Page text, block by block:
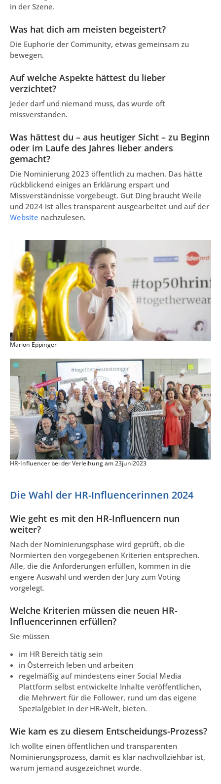
in der Szene.
Was hat dich am meisten begeistert?
Die Euphorie der Community, etwas gemeinsam zu
bewegen.
Auf welche Aspekte hättest du lieber
verzichtet?
Jeder darf und niemand muss, das wurde oft
missverstanden.
Was hättest du – aus heutiger Sicht – zu Beginn
oder im Laufe des Jahres lieber anders
gemacht?
Die Nominierung 2023 öffentlich zu machen. Das hätte
rückblickend einiges an Erklärung erspart und
Missverständnisse vorgebeugt. Gut Ding braucht Weile
und 2024 ist alles transparent ausgearbeitet und auf der
Website nachzulesen.
Marion Eppinger
HR-Influencer bei der Verleihung am 23juni2023
Die Wahl der HR-Influencerinnen 2024
Wie geht es mit den HR-Influencern nun
weiter?
Nach der Nominierungsphase wird geprüft, ob die
Normierten den vorgegebenen Kriterien entsprechen.
Alle, die die Anforderungen erfüllen, kommen in die
engere Auswahl und werden der Jury zum Voting
vorgelegt.
Welche Kriterien müssen die neuen HR-
Influencerinnen erfüllen?
Sie müssen
im HR Bereich tätig sein
in Österreich leben und arbeiten
regelmäßig auf mindestens einer Social Media
Plattform selbst entwickelte Inhalte veröffentlichen,
die Mehrwert für die Follower, rund um das eigene
Spezialgebiet in der HR-Welt, bieten.
Wie kam es zu diesem Entscheidungs-Prozess?
Ich wollte einen öffentlichen und transparenten
Nominierungsprozess, damit es klar nachvollziehbar ist,
warum jemand ausgezeichnet wurde.